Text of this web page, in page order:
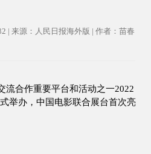
| 来源：人民日报海外版 | 作者：苗春
流合作重要平台和活动之一2022
举办，中国电影联合展台首次亮